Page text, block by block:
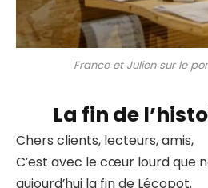
France et Julien sur le
La fin de
Chers clients, lecteurs, amis,
C’est avec le cœur lourd que
aujourd’hui la fin de Lécopot.